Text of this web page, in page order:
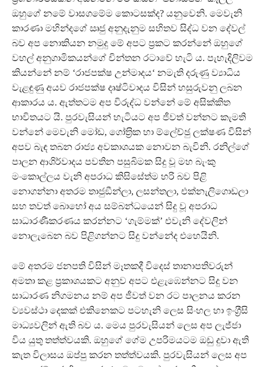
ඔහුගේ නමේ වාසගමේම කොටසක්ද? යනුවෙනි. මෙවැනි
කාරණා මහින්දගේ ඍජු අනුදැනුම සහිතව සිද්ධ වන දේවල්
බව අප නොකියන නමුදු මේ අපට ප‍්‍රකට කරන්නේ ඔහුගේ
වහල් අනුගාමිකයන්ගේ චින්තන රටාවේ හැටි ය. පැහැදිලිවම
කියන්නේ නම් ‘රාජපක්ෂ උන්මාදය‘ නමැති දරුණු ව්‍යාධිය
වැළඳුණු අයව රාජපක්ෂ දෘෂ්ටිවාදය විසින් හසුරුවනු ලබන
ආකාරය ය. ඇත්තටම අප විරුද්ධ වන්නේ මේ අසික්කිත
භාවිතයට යි. පුරවැසියන් හැටියට අප ජීවත් වන්නට කැමති
වන්නේ මෙවැනි මෝඩ, ගෝත‍්‍රික හා ම්ලේච්ඡු ලක්ෂණ විසින්
අපව බැඳ තබන රාජ්‍ය අවකාශයක නොවන බැවිනි. රනිල්ගේ
පාලන ආශිර්වාදය පවතින පසුබිමක සිදු වූ මහ බැංකු
මංකොල්ලය වැනි අපරාධ කිසිසේත්ම හරි බව පිළි
නොගන්නා අතරම තාජුඞීන්ලා, ලසන්තලා, එක්නැලිගොඩලා
සහ තවත් බොහෝ අය සම්බන්ධයෙන් සිදු වූ අපරාධ
සාධාරණීකරණය කරන්නට ‘ගැම්මක්’ එවැනි දේවලින්
නොලැබෙන බව පිළිගන්නට සිදු වන්නේද එහෙයිනි.
මේ අතරම ජනපති විසින් මෑතකදී විදෙස් තානාපතිවරුන්
අමතා කළ ප‍්‍රකාශයකට අනුව අපට එළැඹෙන්නට සිදු වන
සාධාරණ නිගමනය නම් අප ජීවත් වන රට පාලනය කරන
ව්‍යවස්ථා දෙකක් එකිනෙකට පටහැනි ලෙස සිංහල හා ඉංග‍්‍රීසි
මාධ්‍යවලින් ඇති බව ය. මෙය පුරවැසියන් ලෙස අප ලැජ්ජා
විය යුතු තත්ත්වයකි. ඔහුගේ ගේම උපරිමයටම ඔඩු දුවා ඇති
කැත විලාසය ඔප්පු කරන තත්ත්වයකි. පුරවැසියන් ලෙස අප